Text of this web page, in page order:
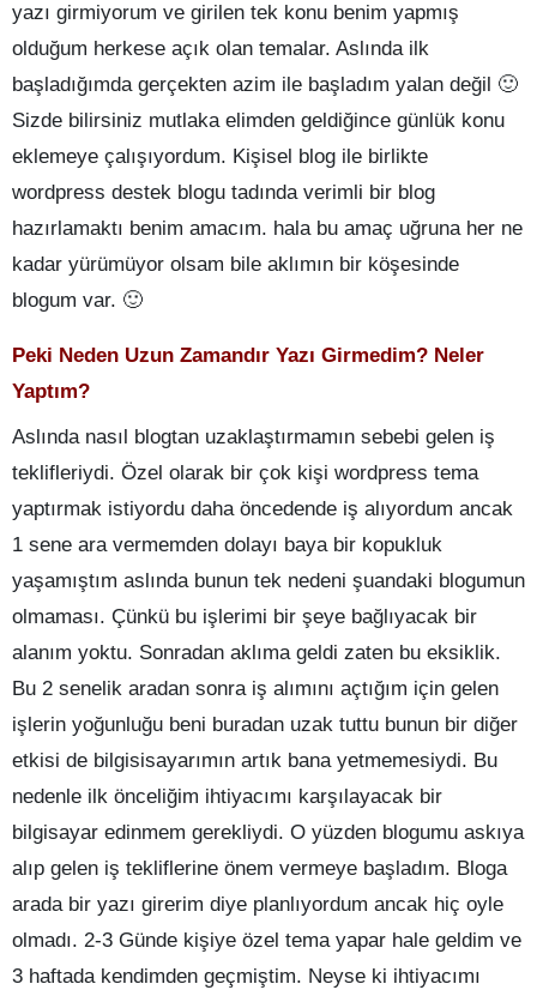
yazı girmiyorum ve girilen tek konu benim yapmış
olduğum herkese açık olan temalar. Aslında ilk
başladığımda gerçekten azim ile başladım yalan değil 🙂
Sizde bilirsiniz mutlaka elimden geldiğince günlük konu
eklemeye çalışıyordum. Kişisel blog ile birlikte
wordpress destek blogu tadında verimli bir blog
hazırlamaktı benim amacım. hala bu amaç uğruna her ne
kadar yürümüyor olsam bile aklımın bir köşesinde
blogum var. 🙂
Peki Neden Uzun Zamandır Yazı Girmedim? Neler
Yaptım?
Aslında nasıl blogtan uzaklaştırmamın sebebi gelen iş
teklifleriydi. Özel olarak bir çok kişi wordpress tema
yaptırmak istiyordu daha öncedende iş alıyordum ancak
1 sene ara vermemden dolayı baya bir kopukluk
yaşamıştım aslında bunun tek nedeni şuandaki blogumun
olmaması. Çünkü bu işlerimi bir şeye bağlıyacak bir
alanım yoktu. Sonradan aklıma geldi zaten bu eksiklik.
Bu 2 senelik aradan sonra iş alımını açtığım için gelen
işlerin yoğunluğu beni buradan uzak tuttu bunun bir diğer
etkisi de bilgisisayarımın artık bana yetmemesiydi. Bu
nedenle ilk önceliğim ihtiyacımı karşılayacak bir
bilgisayar edinmem gerekliydi. O yüzden blogumu askıya
alıp gelen iş tekliflerine önem vermeye başladım. Bloga
arada bir yazı girerim diye planlıyordum ancak hiç oyle
olmadı. 2-3 Günde kişiye özel tema yapar hale geldim ve
3 haftada kendimden geçmiştim. Neyse ki ihtiyacımı